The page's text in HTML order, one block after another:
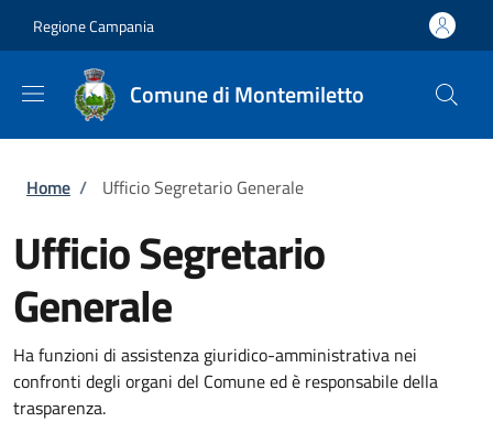
Regione Campania
Comune di Montemiletto
Briciole di pane
Home / Ufficio Segretario Generale
Ufficio Segretario
Generale
Ha funzioni di assistenza giuridico-amministrativa nei
confronti degli organi del Comune ed è responsabile della
trasparenza.